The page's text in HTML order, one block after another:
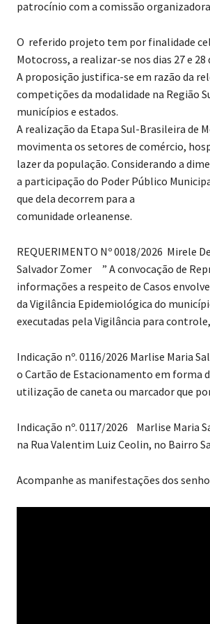
patrocínio com a comissão
O referido projeto tem por finalidade
Motocross, a realizar-se nos dias 27 e
A proposição justifica-se em razão da
competições da modalidade na Região
municípios e estados.
A realização da Etapa Sul-Brasileira de
movimenta os setores de comércio,
lazer da população. Considerando a
a participação do Poder Público
que dela decorrem para a
comunidade orleanense.
REQUERIMENTO Nº 0018/2026 Mirele
Salvador Zomer ” A convocação de
informações a respeito de Casos
da Vigilância Epidemiológica do
executadas pela Vigilância para
Indicação nº. 0116/2026 Marlise Maria
o Cartão de Estacionamento em forma
utilização de caneta ou marcador que
Indicação nº. 0117/2026 Marlise Maria
na Rua Valentim Luiz Ceolin, no Bairro
Acompanhe as manifestações dos